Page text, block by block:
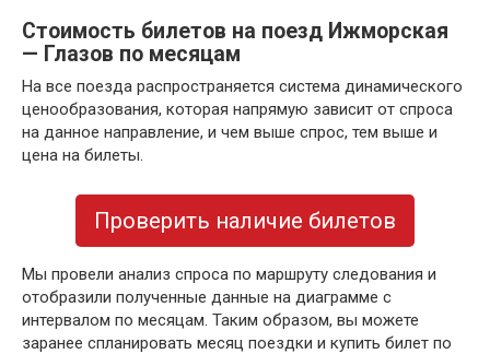
Стоимость билетов на поезд Ижморская
— Глазов по месяцам
На все поезда распространяется система динамического
ценообразования, которая напрямую зависит от спроса
на данное направление, и чем выше спрос, тем выше и
цена на билеты.
Проверить наличие билетов
Мы провели анализ спроса по маршруту следования и
отобразили полученные данные на диаграмме с
интервалом по месяцам. Таким образом, вы можете
заранее спланировать месяц поездки и купить билет по